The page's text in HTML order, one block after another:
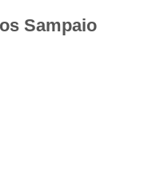
Sampaio